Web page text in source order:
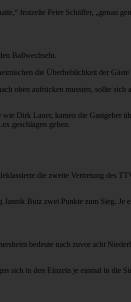
frotzelte Peter Schäffer, „genau
Ballwechseln.
die Überheblichkeit der Gäste
oben aufrücken mussten, sollte sich
Dirk Lauer, kamen die Gastgeber
geschlagen geben.
die zweite Vertretung des
Butz zwei Punkte zum Sieg. Je
bedeute nach zuvor acht
sich in den Einzeln je einmal in die